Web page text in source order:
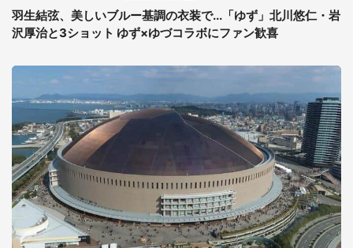
羽生結弦、美しいブルー基調の衣装で...「ゆず」北川悠仁・岩
沢厚治と3ショット ゆず×ゆづコラボにファン歓喜